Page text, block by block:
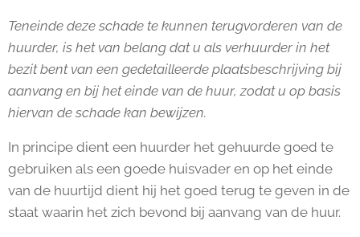
Teneinde deze schade te kunnen terugvorderen van de
huurder, is het van belang dat u als verhuurder in het
bezit bent van een gedetailleerde plaatsbeschrijving bij
aanvang en bij het einde van de huur, zodat u op basis
hiervan de schade kan bewijzen.
In principe dient een huurder het gehuurde goed te
gebruiken als een goede huisvader en op het einde
van de huurtijd dient hij het goed terug te geven in de
staat waarin het zich bevond bij aanvang van de huur.